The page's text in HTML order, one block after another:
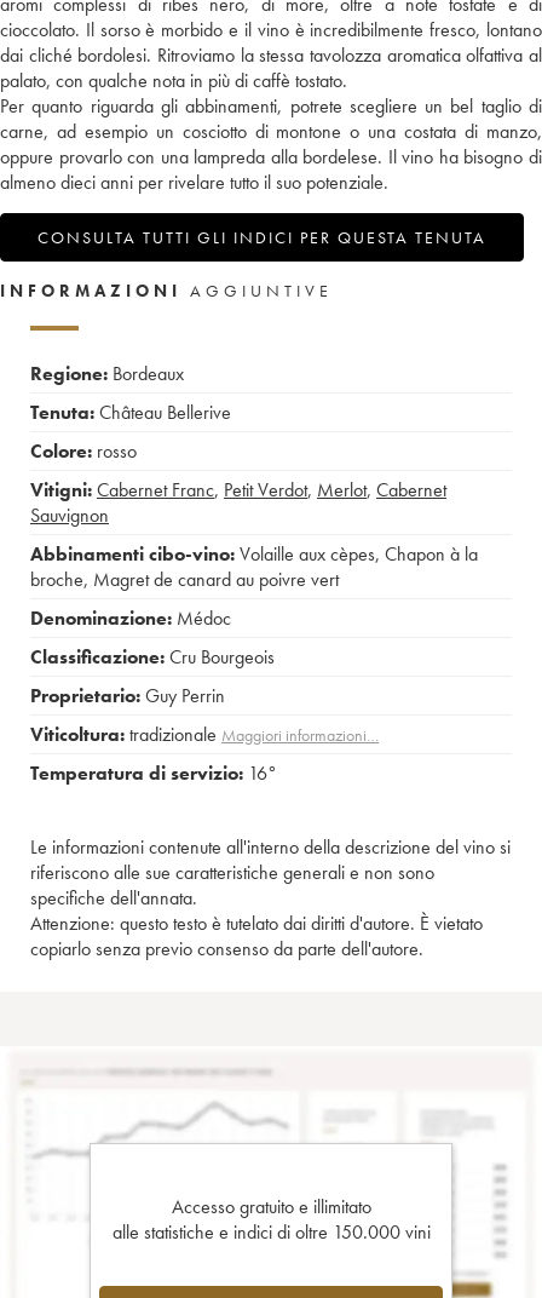
cioccolato. Il sorso è morbido e il vino è incredibilmente fresco, lontano
dai cliché bordolesi. Ritroviamo la stessa tavolozza aromatica olfattiva al
palato, con qualche nota in più di caffè tostato.
Per quanto riguarda gli abbinamenti, potrete scegliere un bel taglio di
carne, ad esempio un cosciotto di montone o una costata di manzo,
oppure provarlo con una lampreda alla bordelese. Il vino ha bisogno di
almeno dieci anni per rivelare tutto il suo potenziale.
CONSULTA TUTTI GLI INDICI PER QUESTA TENUTA
INFORMAZIONI AGGIUNTIVE
Regione: Bordeaux
Tenuta:Château Bellerive
Colore: rosso
Vitigni:Cabernet Franc, Petit Verdot, Merlot, Cabernet
Sauvignon
Abbinamenti cibo-vino:Volaille aux cèpes, Chapon à la
broche, Magret de canard au poivre vert
Denominazione: Médoc
Classificazione:Cru Bourgeois
Proprietario:Guy Perrin
Viticoltura:tradizionale Maggiori informazioni…
Temperatura di servizio: 16°
Le informazioni contenute all'interno della descrizione del vino si
riferiscono alle sue caratteristiche generali e non sono
specifiche dell'annata.
Attenzione: questo testo è tutelato dai diritti d'autore. È vietato
copiarlo senza previo consenso da parte dell'autore.
Accesso gratuito e illimitato
alle statistiche e indici di oltre 150.000 vini